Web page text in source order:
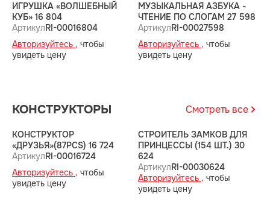
ИГРУШКА «ВОЛШЕБНЫЙ
КУБ» 16 804
АртикулRI-00016804
Авторизуйтесь , чтобы
увидеть цену
МУЗЫКАЛЬНАЯ АЗБУКА -
ЧТЕНИЕ ПО СЛОГАМ 27 598
АртикулRI-00027598
Авторизуйтесь , чтобы
увидеть цену
КОНСТРУКТОРЫ Смотреть все
КОНСТРУКТОР
«ДРУЗЬЯ»(87PCS) 16 724
АртикулRI-00016724
Авторизуйтесь , чтобы
увидеть цену
СТРОИТЕЛЬ ЗАМКОВ ДЛЯ
ПРИНЦЕССЫ (154 ШТ.) 30
624
АртикулRI-00030624
Авторизуйтесь , чтобы
увидеть цену